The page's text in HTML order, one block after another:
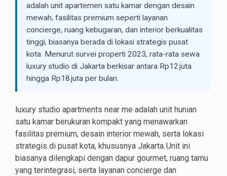
adalah unit apartemen satu kamar dengan desain
mewah, fasilitas premium seperti layanan
concierge, ruang kebugaran, dan interior berkualitas
tinggi, biasanya berada di lokasi strategis pusat
kota. Menurut survei properti 2023, rata-rata sewa
luxury studio di Jakarta berkisar antara Rp12 juta
hingga Rp18 juta per bulan.
luxury studio apartments near me adalah unit hunian
satu kamar berukuran kompakt yang menawarkan
fasilitas premium, desain interior mewah, serta lokasi
strategis di pusat kota, khususnya Jakarta. Unit ini
biasanya dilengkapi dengan dapur gourmet, ruang tamu
yang terintegrasi, serta layanan concierge dan